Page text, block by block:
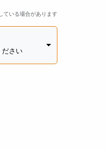
ている場合があります
さい